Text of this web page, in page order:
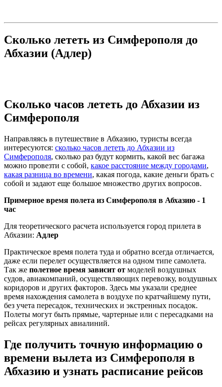
Сколько лететь из Симферополя до
Абхазии (Адлер)
Сколько часов лететь до Абхазии из
Симферополя
Направляясь в путешествие в Абхазию, туристы всегда
интересуются: сколько часов лететь до Абхазии из
Симферополя, сколько раз будут кормить, какой вес багажа
можно провезти с собой, какое расстояние между городами,
какая разница во времени, какая погода, какие деньги брать с
собой и задают еще большое множество других вопросов.
Примерное время полета из Симферополя в Абхазию - 1
час
Для теоретического расчета используется город прилета в
Абхазии: Адлер
Практическое время полета туда и обратно всегда отличается,
даже если перелет осуществляется на одном типе самолета.
Так же полетное время зависит от моделей воздушных
судов, авиакомпаний, осуществляющих перевозку, воздушных
коридоров и других факторов. Здесь мы указали среднее
время нахождения самолета в воздухе по кратчайшему пути,
без учета пересадок, технических и экстренных посадок.
Полеты могут быть прямые, чартерные или с пересадками на
рейсах регулярных авиалиний.
Где получить точную информацию о
времени вылета из Симферополя в
Абхазию и узнать расписание рейсов